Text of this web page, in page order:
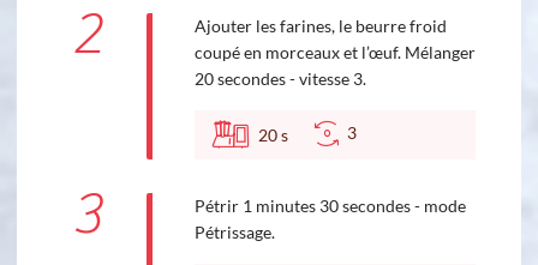
2
Ajouter les farines, le beurre froid
coupé en morceaux et l’œuf. Mélanger
20 secondes - vitesse 3.
20s 3
3
Pétrir 1 minutes 30 secondes - mode
Pétrissage.